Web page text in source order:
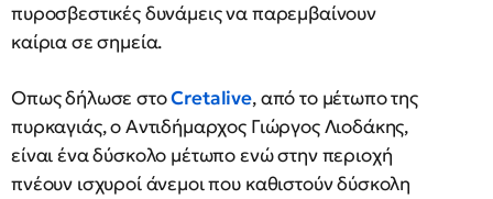
πυροσβεστικές δυνάμεις να παρεμβαίνουν
καίρια σε σημεία.
Oπως δήλωσε στοCretalive, από το μέτωπο της
πυρκαγιάς, ο Αντιδήμαρχος Γιώργος Λιοδάκης,
είναι ένα δύσκολο μέτωπο ενώ στην περιοχή
πνέουν ισχυροί άνεμοι που καθιστούν δύσκολη